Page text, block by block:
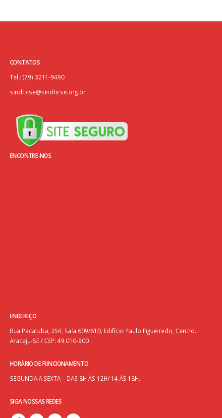
CONTATOS
Tel.: (79) 3211-9490
sindticse@sindticse.org.br
ENCONTRE-NOS
ENDEREÇO
Rua Pacatuba, 254, Sala 609/610, Edifício Paulo Figueiredo, Centro.
Aracaju-SE / CEP: 49.010-900
HORÁRIO DE FUNCIONAMENTO
SEGUNDA A SEXTA – DAS 8H ÀS 12H/ 14 ÀS 18H.
SIGA NOSSAS REDES